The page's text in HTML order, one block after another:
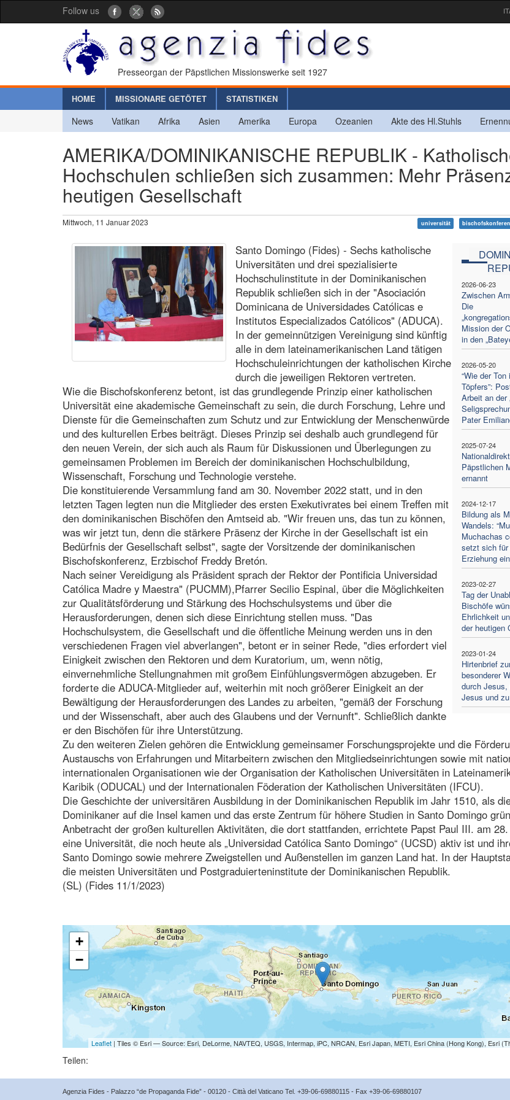
Follow us
Presseorgan der Päpstlichen Missionswerke seit 1927
HOME MISSIONARE GETÖTET STATISTIKEN
News Vatikan Afrika Asien Amerika Europa Ozeanien Akte des Hl.Stuhls
AMERIKA/DOMINIKANISCHE REPUBLIK -
Hochschulen schließen sich zusammen: Mehr
heutigen Gesellschaft
Mittwoch, 11 Januar 2023 universität
2026-06-23
Zwischen
Die
Mission der
in den
2026-05-20
“Wie der
Töpfers”:
Arbeit an der
Pater
2025-07-24
Päpstlichen
ernannt
2024-12-17
Bildung als
Wandels:
Muchachas
setzt sich
Erziehung ein
2023-02-27
Tag der
Bischöfe
Ehrlichkeit
der heutigen
2023-01-24
Hirtenbrief
besonderer
durch
Jesus und
Santo Domingo (Fides) - Sechs katholische
Universitäten und drei spezialisierte
Hochschulinstitute in der Dominikanischen
Republik schließen sich in der "Asociación
Dominicana de Universidades Católicas e
Institutos Especializados Católicos" (ADUCA).
In der gemeinnützigen Vereinigung sind künftig
alle in dem lateinamerikanischen Land tätigen
Hochschuleinrichtungen der katholischen Kirche
durch die jeweiligen Rektoren vertreten.
Wie die Bischofskonferenz betont, ist das grundlegende Prinzip einer katholischen
Universität eine akademische Gemeinschaft zu sein, die durch Forschung, Lehre und
Dienste für die Gemeinschaften zum Schutz und zur Entwicklung der Menschenwürde
und des kulturellen Erbes beiträgt. Dieses Prinzip sei deshalb auch grundlegend für
den neuen Verein, der sich auch als Raum für Diskussionen und Überlegungen zu
gemeinsamen Problemen im Bereich der dominikanischen Hochschulbildung,
Wissenschaft, Forschung und Technologie verstehe.
Die konstituierende Versammlung fand am 30. November 2022 statt, und in den
letzten Tagen legten nun die Mitglieder des ersten Exekutivrates bei einem Treffen mit
den dominikanischen Bischöfen den Amtseid ab. "Wir freuen uns, das tun zu können,
was wir jetzt tun, denn die stärkere Präsenz der Kirche in der Gesellschaft ist ein
Bedürfnis der Gesellschaft selbst", sagte der Vorsitzende der dominikanischen
Bischofskonferenz, Erzbischof Freddy Bretón.
Nach seiner Vereidigung als Präsident sprach der Rektor der Pontificia Universidad
Católica Madre y Maestra" (PUCMM),Pfarrer Secilio Espinal, über die Möglichkeiten
zur Qualitätsförderung und Stärkung des Hochschulsystems und über die
Herausforderungen, denen sich diese Einrichtung stellen muss. "Das
Hochschulsystem, die Gesellschaft und die öffentliche Meinung werden uns in den
verschiedenen Fragen viel abverlangen", betont er in seiner Rede, "dies erfordert viel
Einigkeit zwischen den Rektoren und dem Kuratorium, um, wenn nötig,
einvernehmliche Stellungnahmen mit großem Einfühlungsvermögen abzugeben. Er
forderte die ADUCA-Mitglieder auf, weiterhin mit noch größerer Einigkeit an der
Bewältigung der Herausforderungen des Landes zu arbeiten, "gemäß der Forschung
und der Wissenschaft, aber auch des Glaubens und der Vernunft". Schließlich dankte
er den Bischöfen für ihre Unterstützung.
Zu den weiteren Zielen gehören die Entwicklung gemeinsamer Forschungsprojekte und die
Austauschs von Erfahrungen und Mitarbeitern zwischen den Mitgliedseinrichtungen sowie mit
internationalen Organisationen wie der Organisation der Katholischen Universitäten in
Karibik (ODUCAL) und der Internationalen Föderation der Katholischen Universitäten (IFCU).
Die Geschichte der universitären Ausbildung in der Dominikanischen Republik im Jahr 1510, als
Dominikaner auf die Insel kamen und das erste Zentrum für höhere Studien in Santo Domingo
Anbetracht der großen kulturellen Aktivitäten, die dort stattfanden, errichtete Papst Paul III. am
eine Universität, die noch heute als „Universidad Católica Santo Domingo“ (UCSD) aktiv ist und
Santo Domingo sowie mehrere Zweigstellen und Außenstellen im ganzen Land hat. In der
die meisten Universitäten und Postgraduierteninstitute der Dominikanischen Republik.
(SL) (Fides 11/1/2023)
+
−
Leaflet| Tiles © Esri — Source: Esri, DeLorme, NAVTEQ, USGS, Intermap, iPC, NRCAN, Esri Japan, METI, Esri China (Hong Kong), Esri
Teilen:
Agenzia Fides - Palazzo “de Propaganda Fide” - 00120 - Città del Vaticano Tel. +39-06-69880115 - Fax +39-06-69880107